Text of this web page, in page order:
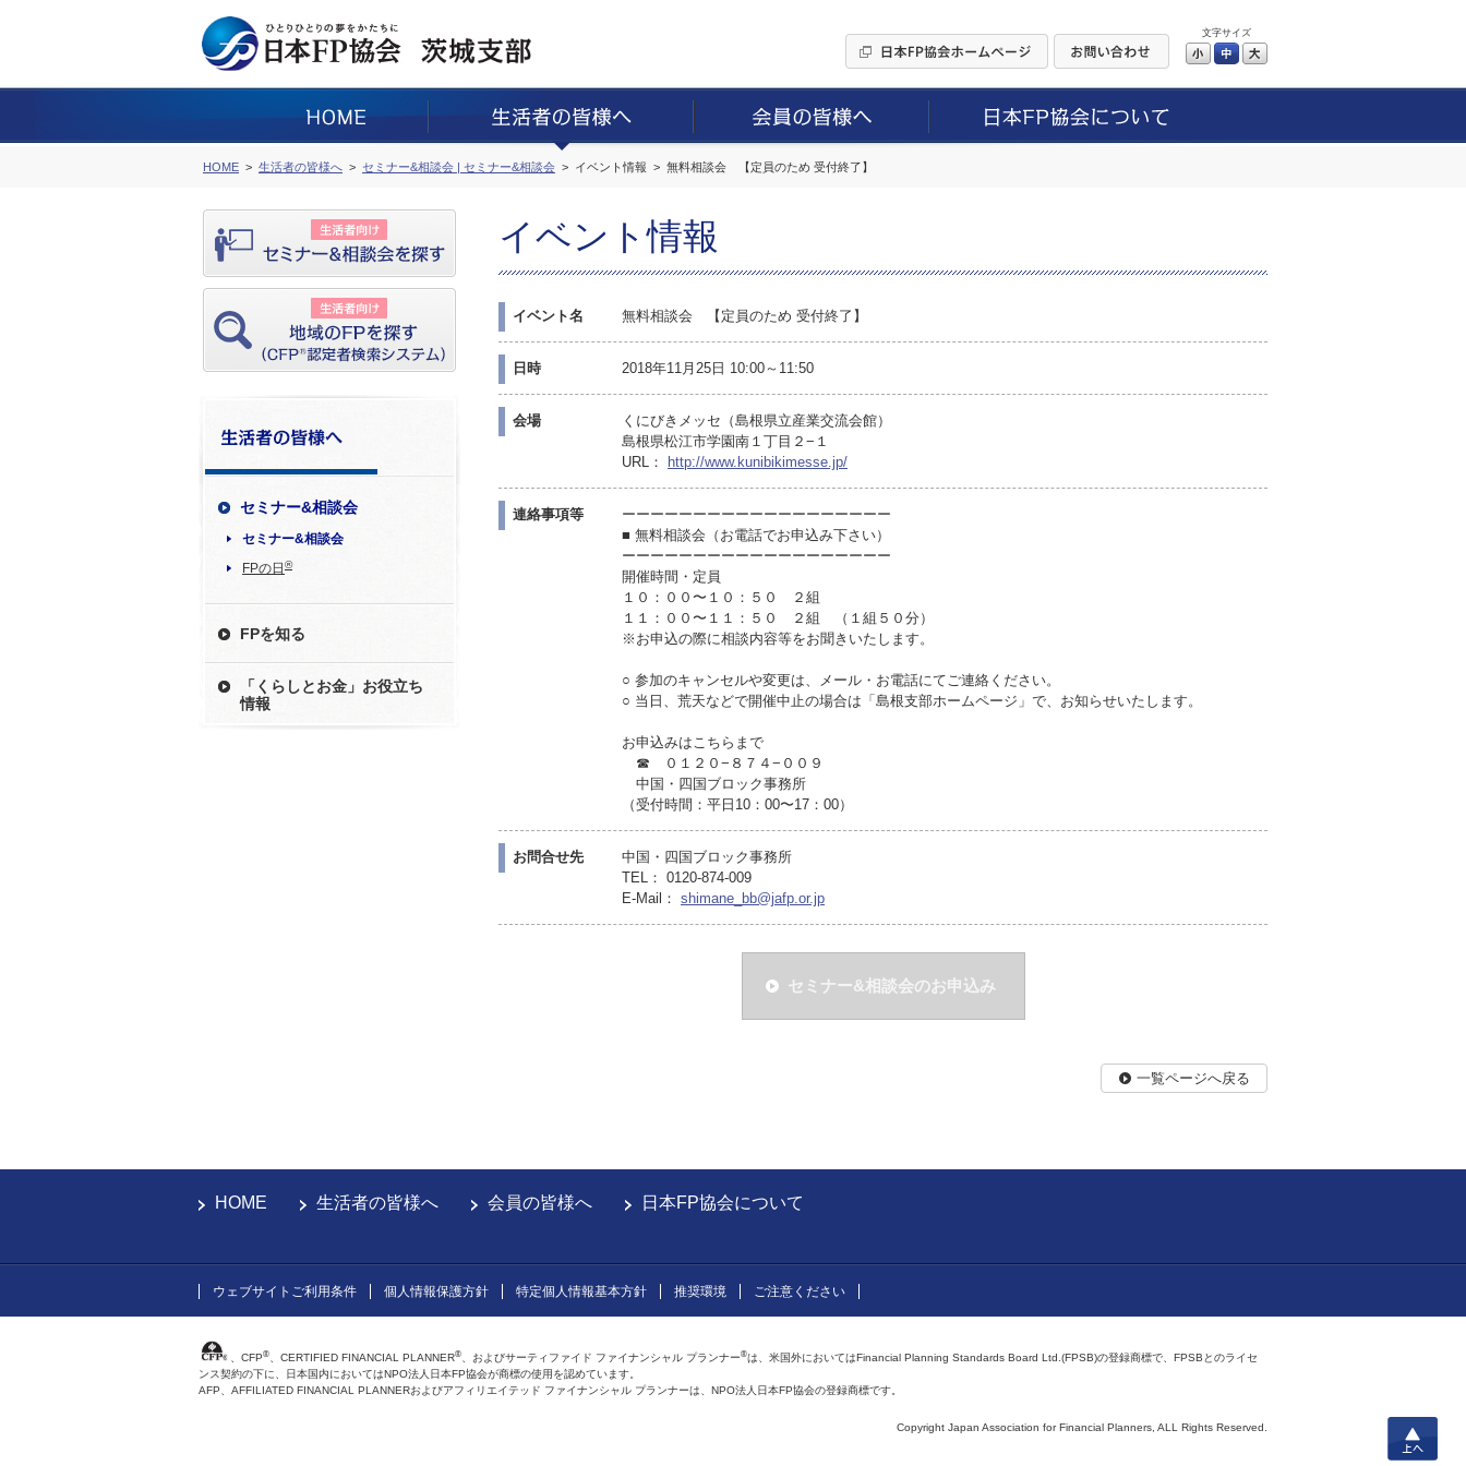
文字サイズ
小 中
HOME 生活者の皆様へ セミナー&相談会 | セミナー&相談会 イベント情報 無料相談会 【定員のため 受付終了】
セミナー&相談会
セミナー&相談会
FPの日 ®
FPを知る
「くらしとお金」お役立ち
情報
イベント情報
イベント名 無料相談会 【定員のため 受付終了】
日時 2018年11月25日 10:00～11:50
会場
くにびきメッセ（島根県立産業交流会館）
島根県松江市学園南１丁目２−１
URL：
http://www.kunibikimesse.jp/
連絡事項等
ーーーーーーーーーーーーーーーーーーー
■ 無料相談会（お電話でお申込み下さい）
ーーーーーーーーーーーーーーーーーーー
開催時間・定員
１０：００〜１０：５０ ２組
１１：００〜１１：５０ ２組 （１組５０分）
※お申込の際に相談内容等をお聞きいたします。
○ 参加のキャンセルや変更は、メール・お電話にてご連絡ください。
○ 当日、荒天などで開催中止の場合は「島根支部ホームページ」で、お知らせいたします。
お申込みはこちらまで
☎ ０１２０−８７４−００９
中国・四国ブロック事務所
（受付時間：平日10：00〜17：00）
お問合せ先
中国・四国ブロック事務所
TEL： 0120-874-009
E-Mail： shimane_bb@jafp.or.jp
セミナー&相談会のお申込み
一覧ページへ戻る
上へ
HOME 生活者の皆様へ 会員の皆様へ 日本FP協会について
ウェブサイトご利用条件 個人情報保護方針 特定個人情報基本方針 推奨環境 ご注意ください
、CFP® 、CERTIFIED FINANCIAL PLANNER® 、およびサーティファイド ファイナンシャル プランナー®は、米国外においてはFinancial Planning Standards Board Ltd.(FPSB)の登録商標で、FPSBとのライセ
ンス契約の下に、日本国内においてはNPO法人日本FP協会が商標の使用を認めています。
AFP、AFFILIATED FINANCIAL PLANNERおよびアフィリエイテッド ファイナンシャル プランナーは、NPO法人日本FP協会の登録商標です。
Copyright Japan Association for Financial Planners, ALL Rights Reserved.